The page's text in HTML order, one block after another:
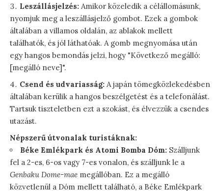
Leszállásjelzés: Amikor közeledik a célállomásunk,
nyomjuk meg a leszállásjelző gombot. Ezek a gombok
általában a villamos oldalán, az ablakok mellett
találhatók, és jól láthatóak. A gomb megnyomása után
egy hangos bemondás jelzi, hogy "Következő megálló:
[megálló neve]".
Csend és udvariasság: A japán tömegközlekedésben
általában kerülik a hangos beszélgetést és a telefonálást.
Tartsuk tiszteletben ezt a szokást, és élvezzük a csendes
utazást.
Népszerű útvonalak turistáknak:
Béke Emlékpark és Atomi Bomba Dóm: Szálljunk
fel a 2-es, 6-os vagy 7-es vonalon, és szálljunk le a
Genbaku Dome-mae megállóban. Ez a megálló
közvetlenül a Dóm mellett található, a Béke Emlékpark